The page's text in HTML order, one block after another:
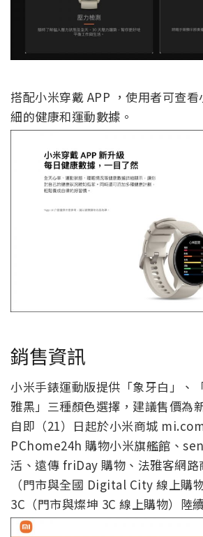
搭配小米穿戴 APP ，使用者可查
細的健康和運動數據。
銷售資訊
小米手錶運動版提供「象牙白」、
雅黑」三種顏色選擇，建議售價為
自即（21）日起於小米商城
PChome24h 購物小米旗艦館、
活、遠傳 friDay 購物、法雅客網路
（門市與全國 Digital City 線上購
3C（門市與燦坤 3C 線上購物）陸